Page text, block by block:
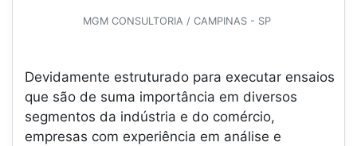
MGM CONSULTORIA / CAMPINAS - SP
Devidamente estruturado para executar ensaios
que são de suma importância em diversos
segmentos da indústria e do comércio,
empresas com experiência em análise e